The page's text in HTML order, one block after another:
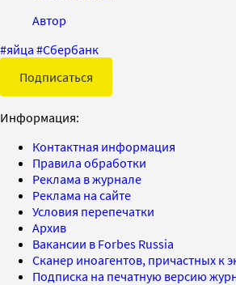
Автор
#яйца #Сбербанк
Подписаться
Информация:
Контактная информация
Правила обработки
Реклама в журнале
Реклама на сайте
Условия перепечатки
Архив
Вакансии в Forbes Russia
Сканер иноагентов, причастных к
Подписка на печатную версию